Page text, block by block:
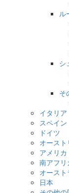
ル
シ
そ
イタリア
スペイン
ドイツ
オースト
アメリカ
南アフリ
オースト
日本